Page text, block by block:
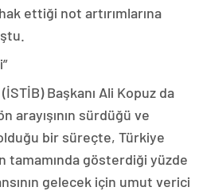
ettiği not artırımlarına
Başkanı Ali Kopuz da
arayışının sürdüğü ve
bir süreçte, Türkiye
tamamında gösterdiği yüzde
gelecek için umut verici